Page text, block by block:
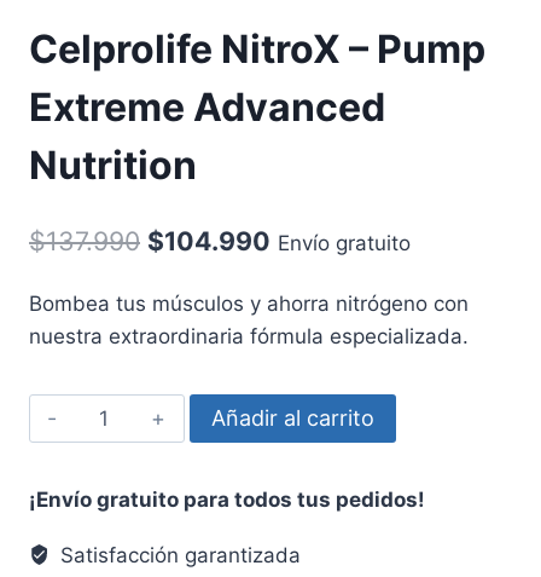
Celprolife NitroX – Pump
Extreme Advanced
Nutrition
$137.990 Original
was:
$104.990 Current
is:
Envío gratuito
Bombea tus músculos y ahorra nitrógeno con
nuestra extraordinaria fórmula especializada.
Celprolife
NitroX
Pump
Añadir al carrito
¡Envío gratuito para todos tus pedidos!
Satisfacción garantizada